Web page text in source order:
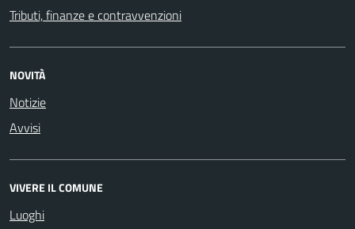
Tributi, finanze e contravvenzioni
NOVITÀ
Notizie
Avvisi
VIVERE IL COMUNE
Luoghi